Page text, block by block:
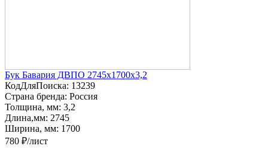
Бук Бавария ДВПО 2745х1700х3,2
КодДляПоиска: 13239
Страна бренда: Россия
Толщина, мм: 3,2
Длина,мм: 2745
Ширина, мм: 1700
780 ₽/лист